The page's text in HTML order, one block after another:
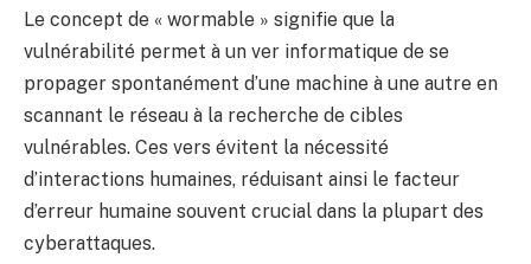
Le concept de « wormable » signifie que la
vulnérabilité permet à un ver informatique de se
propager spontanément d’une machine à une autre en
scannant le réseau à la recherche de cibles
vulnérables. Ces vers évitent la nécessité
d’interactions humaines, réduisant ainsi le facteur
d’erreur humaine souvent crucial dans la plupart des
cyberattaques.